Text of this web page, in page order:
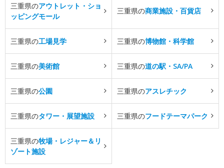
三重県のアウトレット・ショ
ッピングモール
三重県の商業施設・百貨店
三重県の工場見学 三重県の博物館・科学館
三重県の美術館 三重県の道の駅・SA/PA
三重県の公園 三重県のアスレチック
三重県のタワー・展望施設 三重県のフードテーマパーク
三重県の牧場・レジャー＆リ
ゾート施設